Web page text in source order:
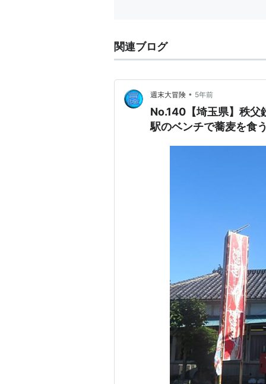
関連ブログ
週末大冒険 • 5年前
No.140【埼玉県】秩父
駅のベンチで蕎麦を食